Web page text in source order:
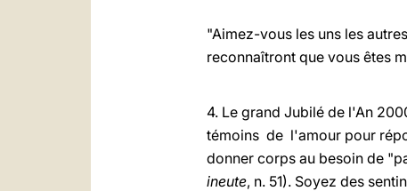
"Aimez-vous les uns les
reconnaîtront que vous êtes
4. Le grand Jubilé de l'An
témoins de l'amour pour
donner corps au besoin de
ineute, n. 51). Soyez des